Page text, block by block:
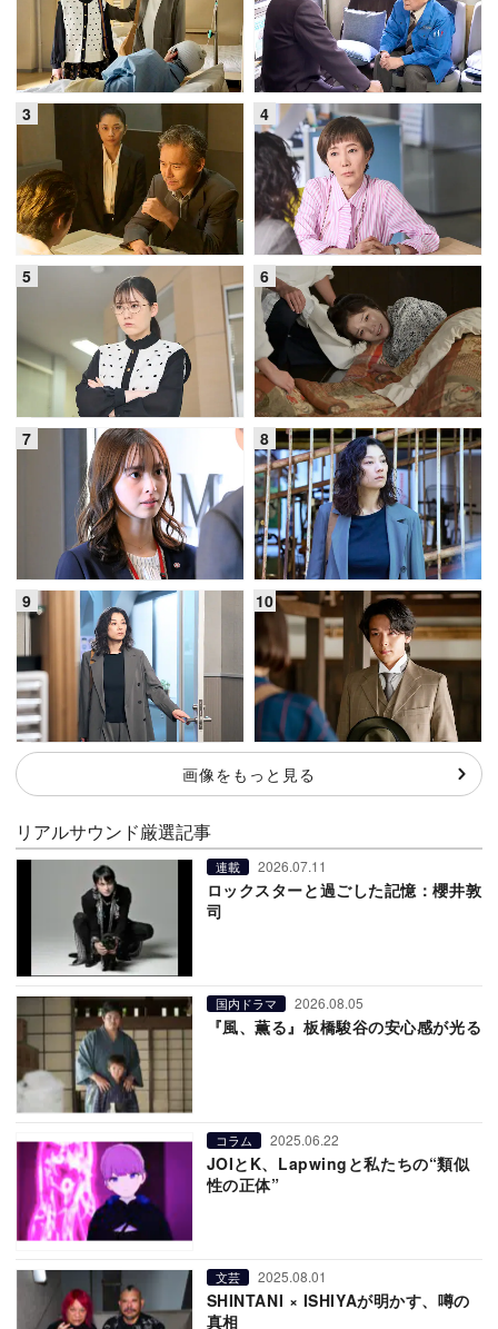
画像をもっと見る
リアルサウンド厳選記事
連載 2026.07.11
ロックスターと過ごした記憶：櫻井敦
司
国内ドラマ 2026.08.05
『風、薫る』板橋駿谷の安心感が光る
コラム 2025.06.22
JOIとK、Lapwingと私たちの“類似
性の正体”
文芸 2025.08.01
SHINTANI × ISHIYAが明かす、噂の
真相